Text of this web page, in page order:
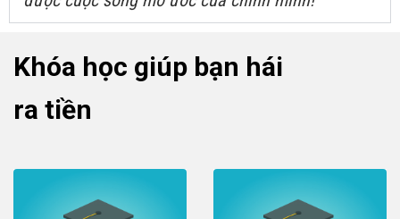
Khóa học giúp bạn hái
ra tiền